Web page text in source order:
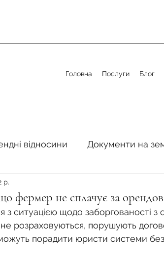
Головна Послуги Блог
відносини Документи на
земельної сфери Органи
земельної ділянки
фермер не сплачує за
р.
з ситуацією щодо заборгованості з
розраховуються, порушують
порадити юристи системи